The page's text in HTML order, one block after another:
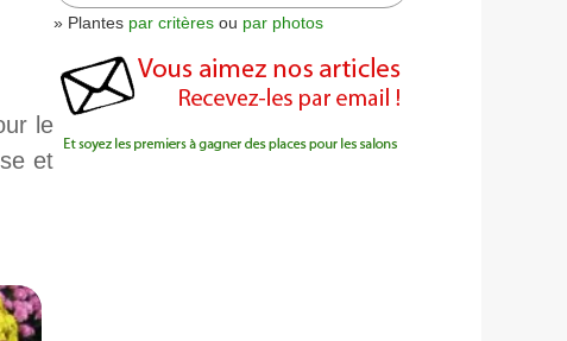
le
et
» Plantes par critères ou par photos